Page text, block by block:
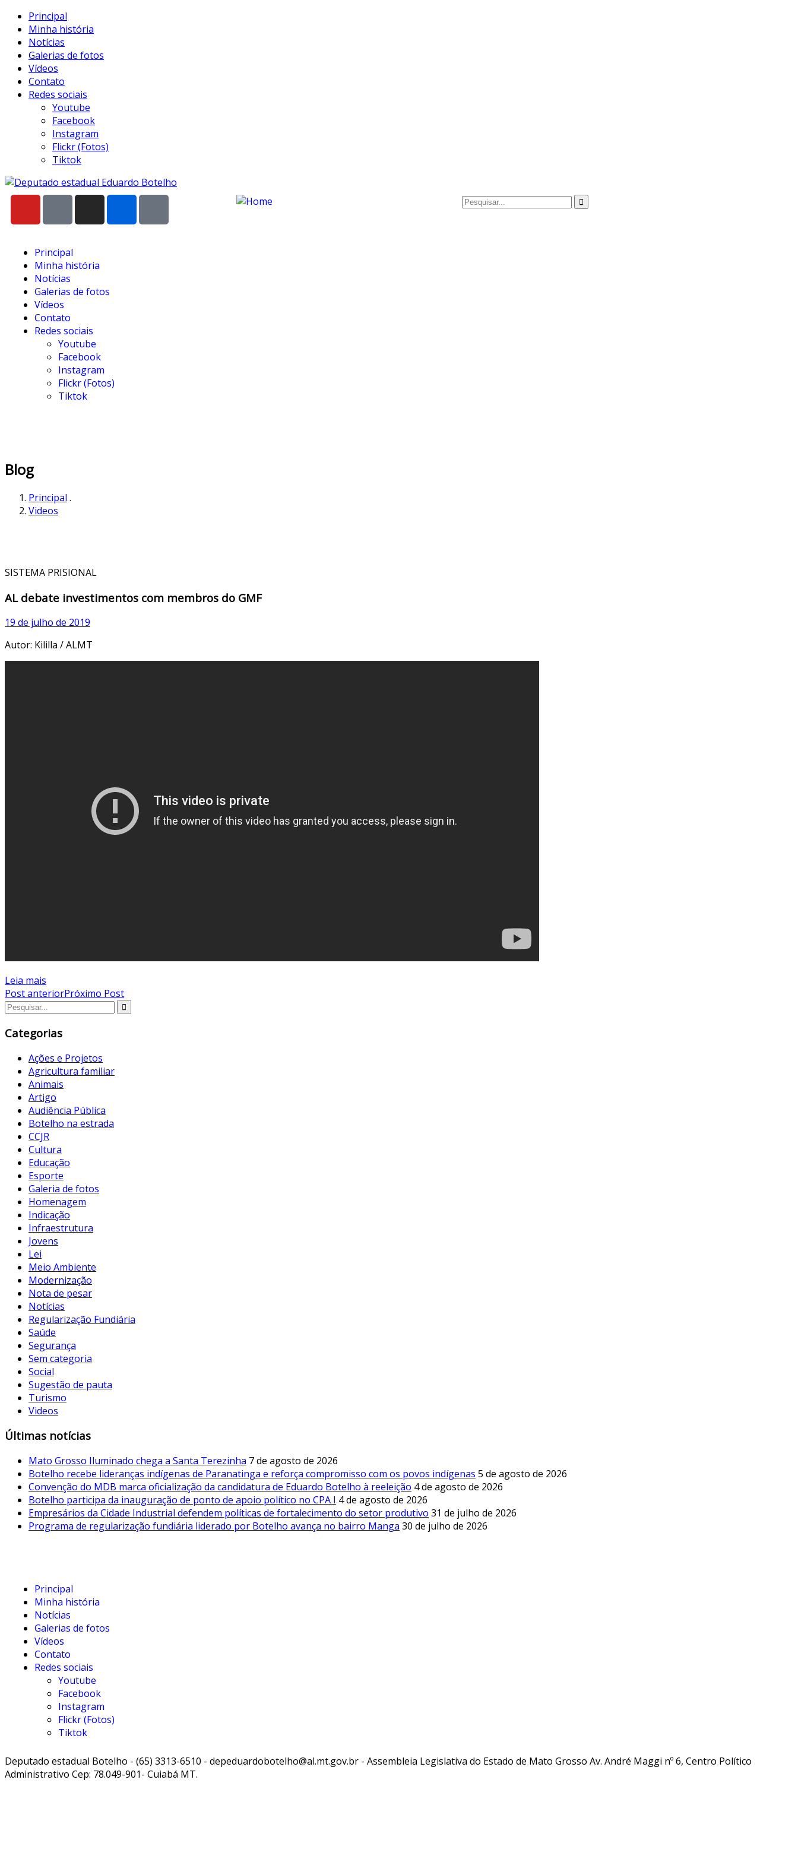
Principal
Minha história
Notícias
Galerias de fotos
Vídeos
Contato
Redes sociais
Youtube
Facebook
Instagram
Flickr (Fotos)
Tiktok
Principal
Minha história
Notícias
Galerias de fotos
Vídeos
Contato
Redes sociais
Youtube
Facebook
Instagram
Flickr (Fotos)
Tiktok
Blog
Principal .
Videos
SISTEMA PRISIONAL
AL debate investimentos com membros do GMF
19 de julho de 2019
Autor: Kililla / ALMT
Leia mais
Post anteriorPróximo Post
Categorias
Ações e Projetos
Agricultura familiar
Animais
Artigo
Audiência Pública
Botelho na estrada
CCJR
Cultura
Educação
Esporte
Galeria de fotos
Homenagem
Indicação
Infraestrutura
Jovens
Lei
Meio Ambiente
Modernização
Nota de pesar
Notícias
Regularização Fundiária
Saúde
Segurança
Sem categoria
Social
Sugestão de pauta
Turismo
Videos
Últimas notícias
Mato Grosso Iluminado chega a Santa Terezinha 7 de agosto de 2026
Botelho recebe lideranças indígenas de Paranatinga e reforça compromisso com os povos indígenas 5 de agosto de 2026
Convenção do MDB marca oficialização da candidatura de Eduardo Botelho à reeleição 4 de agosto de 2026
Botelho participa da inauguração de ponto de apoio político no CPA I 4 de agosto de 2026
Empresários da Cidade Industrial defendem políticas de fortalecimento do setor produtivo 31 de julho de 2026
Programa de regularização fundiária liderado por Botelho avança no bairro Manga 30 de julho de 2026
Principal
Minha história
Notícias
Galerias de fotos
Vídeos
Contato
Redes sociais
Youtube
Facebook
Instagram
Flickr (Fotos)
Tiktok
Deputado estadual Botelho - (65) 3313-6510 - depeduardobotelho@al.mt.gov.br - Assembleia Legislativa do Estado de Mato Grosso Av. André Maggi nº 6, Centro Político
Administrativo Cep: 78.049-901- Cuiabá MT.